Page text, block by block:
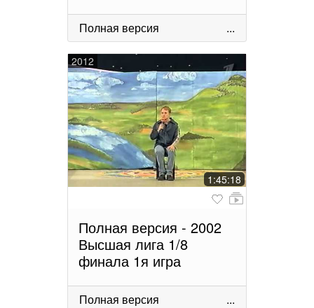
Полная версия ...
2012
1:45:18
Полная версия - 2002
Высшая лига 1/8
финала 1я игра
Полная версия ...